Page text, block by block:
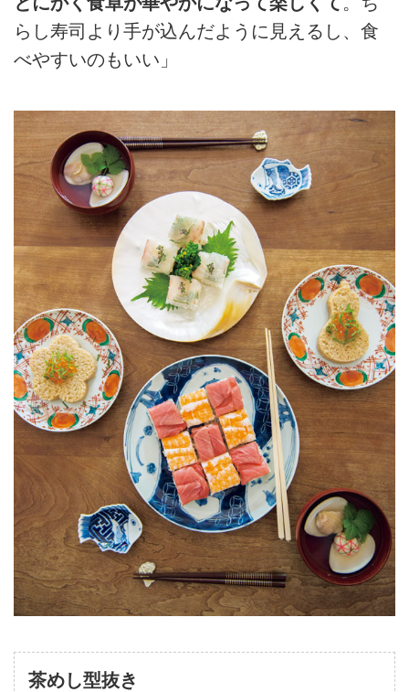
らし寿司より手が込んだように見えるし、食
べやすいのもいい」
茶めし型抜き